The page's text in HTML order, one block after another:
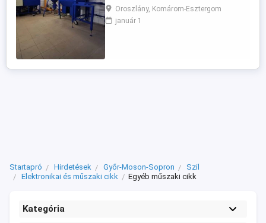
kabin ideális tisztításhoz,
rozsdamentesítéshez,
festékeltávolításhoz, vízkőmentesítéshez,
szemcseszórásos tisztítófülkében a port
Oroszlány, Komárom-Esztergom
január 1
Startapró Hirdetések Győr-Moson-Sopron
Szil
Elektronikai és műszaki cikk
Egyéb műszaki cikk
Kategória